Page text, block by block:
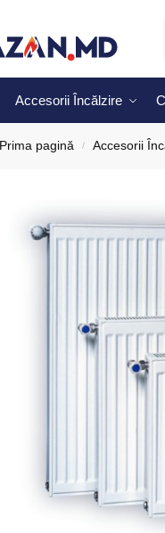
Accesorii Încălzire
Prima pagină / Accesorii